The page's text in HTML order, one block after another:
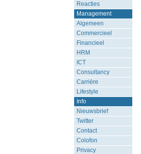
Reacties
Management
Algemeen
Commercieel
Financieel
HRM
ICT
Consultancy
Carrière
Lifestyle
Info
Nieuwsbrief
Twitter
Contact
Colofon
Privacy